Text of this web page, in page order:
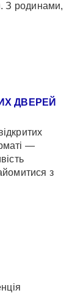
З родинами,
ДВЕРЕЙ
—
з